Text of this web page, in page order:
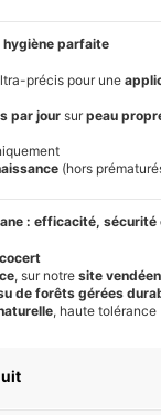
parfaite
précis pour une
par joursurpeau
(hors
: efficacité,
, sur notre site vendéen
de forêts gérées
, haute tolérance